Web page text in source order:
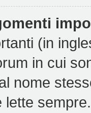
(in
in cui
nome